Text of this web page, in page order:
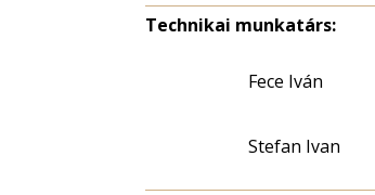
Technikai munkatárs:
Fece Iván
Stefan Ivan